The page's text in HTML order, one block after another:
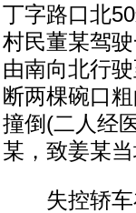
丁字路口北
村民董某驾
由南向北行
断两棵碗口
撞倒(二人经
某，致姜某当
失控轿车